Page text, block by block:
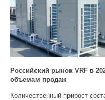
Российский рынок VRF в
объемам продаж
Количественный прирост